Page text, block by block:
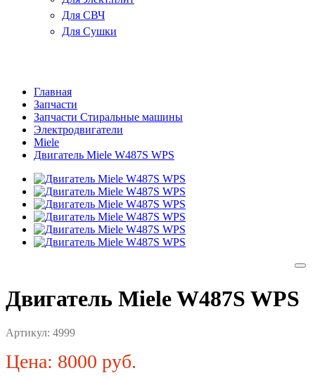
Для СВЧ
Для Сушки
Главная
Запчасти
Запчасти Стиральные машины
Электродвигатели
Miele
Двигатель Miele W487S WPS
Двигатель Miele W487S WPS
Артикул: 4999
Цена: 8000 руб.